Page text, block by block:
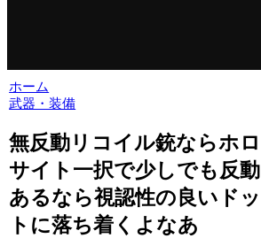
ホーム
武器・装備
無反動リコイル銃ならホロ
サイト一択で少しでも反動
あるなら視認性の良いドッ
トに落ち着くよなあ